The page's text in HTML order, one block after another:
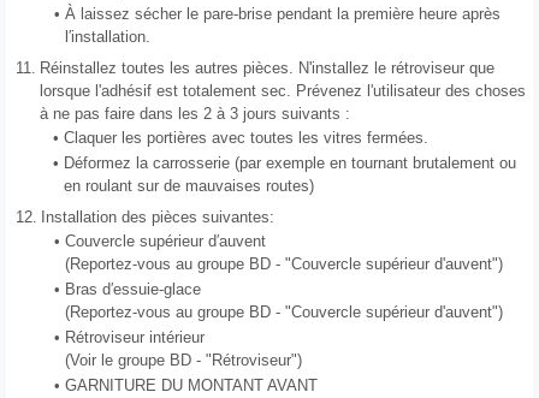
• À laissez sécher le pare-brise pendant la première heure après
l′installation.
11. Réinstallez toutes les autres pièces. N'installez le rétroviseur que
lorsque l'adhésif est totalement sec. Prévenez l'utilisateur des choses
à ne pas faire dans les 2 à 3 jours suivants :
• Claquer les portières avec toutes les vitres fermées.
• Déformez la carrosserie (par exemple en tournant brutalement ou
en roulant sur de mauvaises routes)
12. Installation des pièces suivantes:
• Couvercle supérieur d′auvent
(Reportez-vous au groupe BD - "Couvercle supérieur d'auvent")
• Bras d′essuie-glace
(Reportez-vous au groupe BD - "Couvercle supérieur d'auvent")
• Rétroviseur intérieur
(Voir le groupe BD - "Rétroviseur")
• GARNITURE DU MONTANT AVANT